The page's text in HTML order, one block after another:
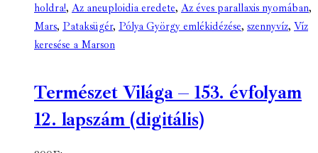
holdra!, Az aneuploidia eredete, Az éves parallaxis nyomában,
Mars, Pataksügér, Pólya György emlékidézése, szennyvíz, Víz
keresése a Marson
Természet Világa – 153. évfolyam
12. lapszám (digitális)